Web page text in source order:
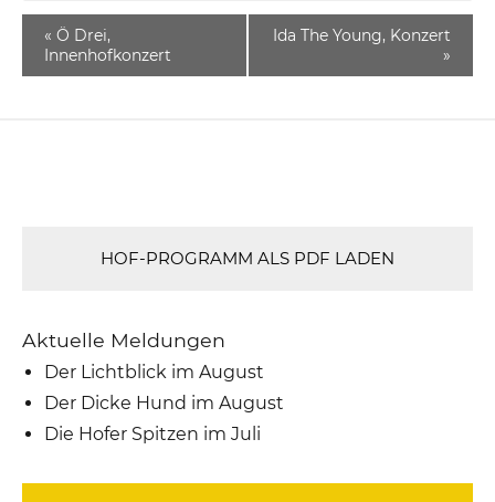
« Ö Drei,
Innenhofkonzert
Ida The Young, Konzert
»
HOF-PROGRAMM ALS PDF LADEN
Aktuelle Meldungen
Der Lichtblick im August
Der Dicke Hund im August
Die Hofer Spitzen im Juli